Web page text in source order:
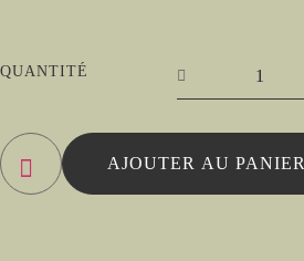
QUANTITÉ
AJOUTER AU PANIER